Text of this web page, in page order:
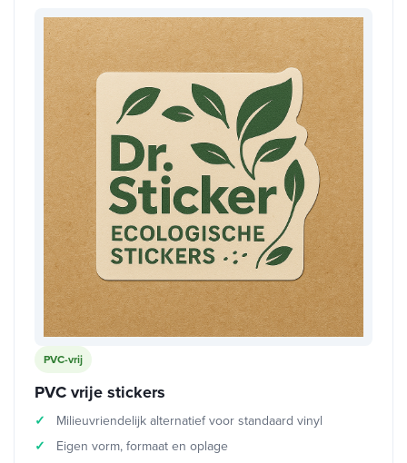
PVC-vrij
PVC vrije stickers
Milieuvriendelijk alternatief voor standaard vinyl
Eigen vorm, formaat en oplage